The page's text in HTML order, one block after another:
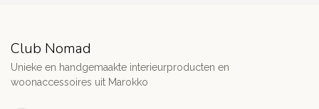
Club Nomad
Unieke en handgemaakte interieurproducten en
woonaccessoires uit Marokko